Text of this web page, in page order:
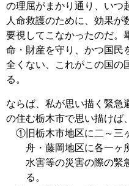
の理屈がまかり通り、いつ
人命救護のために、効果が
要視してこなかったのだ。
命・財産を守り、かつ国民
全くない、これがこの国の
る。
ならば、私が思い描く緊急
の住む栃木市で思い描けば、
①旧栃木市地区に二～三
舟・藤岡地区に各一ヶ
水害等の災害の際の緊
る。